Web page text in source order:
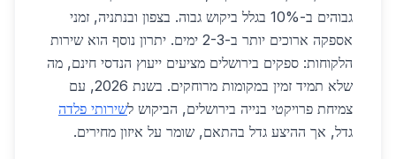
גבוהים ב-10% בגלל ביקוש גבוה. בצפון ובנתניה, זמני
אספקה ארוכים יותר ב-2-3 ימים. יתרון נוסף הוא שירות
הלקוחות: ספקים בירושלים מציעים ייעוץ הנדסי חינם, מה
שלא תמיד זמין במקומות מרוחקים. בשנת 2026, עם
צמיחת פרויקטי בנייה בירושלים, הביקוש לשירותי פלדה
גדל, אך ההיצע גדל בהתאם, שומר על איזון מחירים.